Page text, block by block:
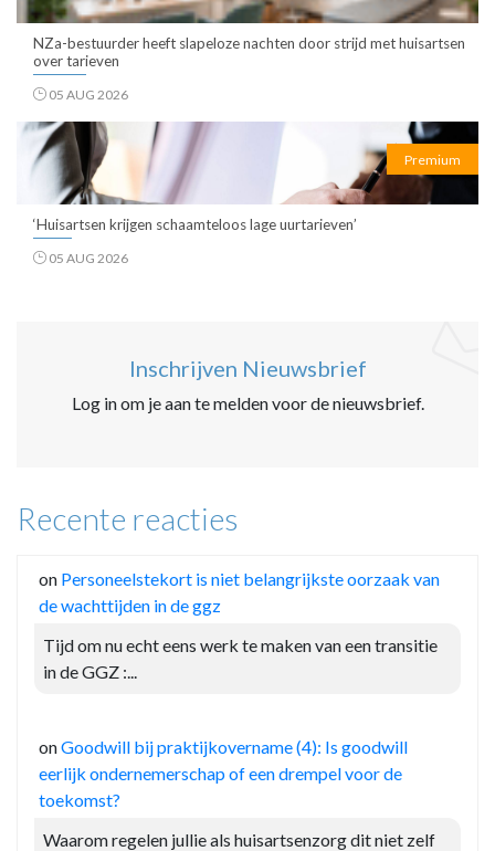
NZa-bestuurder heeft slapeloze nachten door strijd met huisartsen
over tarieven
05 AUG 2026
Premium
‘Huisartsen krijgen schaamteloos lage uurtarieven’
05 AUG 2026
Inschrijven Nieuwsbrief
Log in om je aan te melden voor de nieuwsbrief.
Recente reacties
on Personeelstekort is niet belangrijkste oorzaak van
de wachttijden in de ggz
Tijd om nu echt eens werk te maken van een transitie
in de GGZ :...
onGoodwill bij praktijkovername (4): Is goodwill
eerlijk ondernemerschap of een drempel voor de
toekomst?
Waarom regelen jullie als huisartsenzorg dit niet zelf